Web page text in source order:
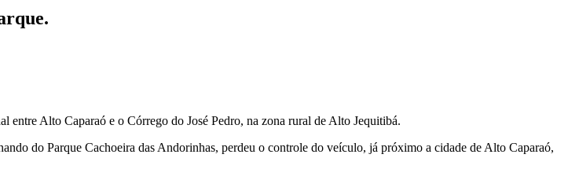
entre Alto Caparaó e o Córrego do José Pedro, na zona rural de Alto Jequitibá.
do Parque Cachoeira das Andorinhas, perdeu o controle do veículo, já próximo a cidade de Alto Caparaó,